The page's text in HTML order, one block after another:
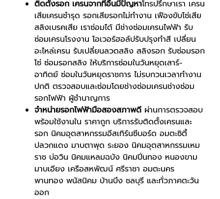
ติดตั้งรอก เครนจากที่อื่นมีปัญหาโทรปรึกษาเรา เครน
เสียเครนชำรุด รอกเสียรอกไม่ทำงาน เฟืองขับโซ่เสีย
สลิงเบรคเสีย เราซ่อมได้ มีช่างซ่อมเครนไฟฟ้า รับ
ซ่อมเครนโรงงาน โอเวอร์ฮอล์ปรับปรุงทำสี เปลี่ยน
อะไหล่เครน รับเปลี่ยนลวดสลิง สลิงรอก รับซ่อมรอก
โซ่ ซ่อมรอกสลิง ให้บริการซ่อมในวันหยุดเสาร์-
อาทิตย์ ซ่อมในวันหยุดราชการ ไม่รบกวนเวลาทำงาน
ปกติ ตรวจสอบและซ่อมโดยช่างซ่อมเครนช่างซ่อม
รอกไฟฟ้า ผู้ชำนาญการ
จำหน่ายรอกไฟฟ้ามือสองสภาพดี ผ่านการตรวจสอบ
พร้อมใช้งานใน ราคาถูก บริการรับติดตั้งเครนและ
รอก นิคมอุตสาหกรรมอีสเทิร์นซีบอร์ด อมตะซิตี้
ปลวกแดง มาบตาพุด ระยอง นิคมอุตสาหกรรมเหม
ราช บ่อวิน นิคมแหลมฉบัง นิคมปิ่นทอง หนองขาม
มาบเอียง เครือสหพัฒน์ ศรีราชา อมตะนคร
พานทอง พนัสนิคม บ้านบึง ชลบุรี และทั่วภาคตะวัน
ออก